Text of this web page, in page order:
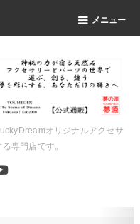
メニュー
オリジナルアクセサ
専門店です。